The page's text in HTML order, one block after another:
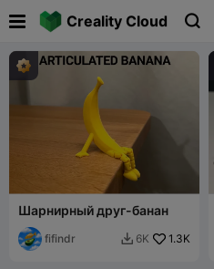
Creality Cloud 
Шарнирный друг-банан
fifindr  6K 1.3K